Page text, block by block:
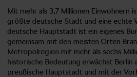
Mit mehr als 3,7 Millionen Einwohnern
größte deutsche Stadt und eine echte
deutsche Hauptstadt ist ein eigenes
gemeinsam mit den meisten Orten
Metropolregion mit mehr als sechs
historische Bedeutung erwächst Berlin
preußische Hauptstadt und mit der